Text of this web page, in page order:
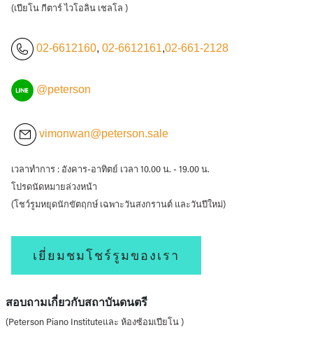
(เปียโน กีตาร์ ไวโอลิน เชลโล )
02-6612160, 02-6612161,02-661-2128
@peterson
vimonwan@peterson.sale
เวลาทำการ : อังคาร-อาทิตย์ เวลา 10.00 น. - 19.00 น.
โปรดนัดหมายล่วงหน้า
(โชว์รูมหยุดนักขัตฤกษ์ เฉพาะวันสงกรานต์ และวันปีใหม่)
เยี่ยมชมโชร์รูมของเรา
สอบถามเกี่ยวกับสถาบันดนตรี
(Peterson Piano Instituteและ ห้องซ้อมเปียโน )